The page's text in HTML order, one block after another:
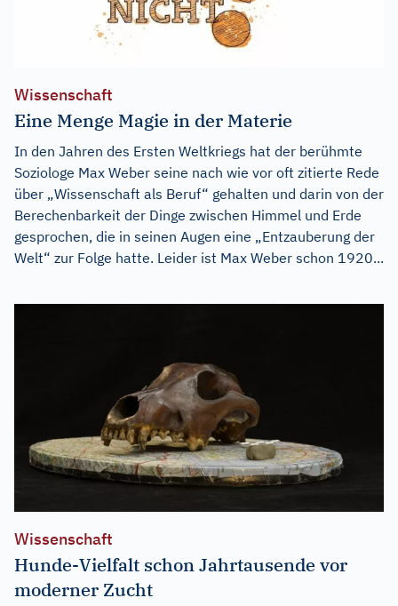
Wissenschaft
Eine Menge Magie in der Materie
In den Jahren des Ersten Weltkriegs hat der berühmte
Soziologe Max Weber seine nach wie vor oft zitierte Rede
über „Wissenschaft als Beruf“ gehalten und darin von der
Berechenbarkeit der Dinge zwischen Himmel und Erde
gesprochen, die in seinen Augen eine „Entzauberung der
Welt“ zur Folge hatte. Leider ist Max Weber schon 1920...
Wissenschaft
Hunde-Vielfalt schon Jahrtausende vor
moderner Zucht